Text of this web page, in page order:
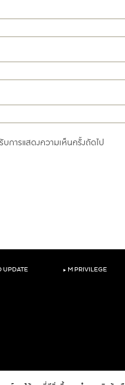
การแสดงความเห็นครั้งถัดไป
UPDATE ‣ M PRIVILEGE